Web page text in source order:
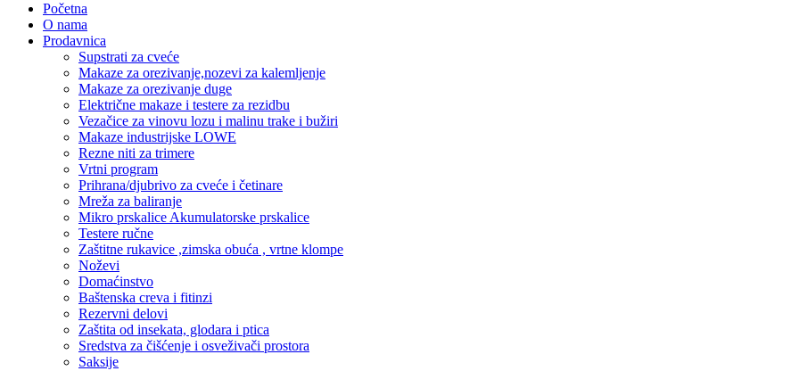
Početna
O nama
Prodavnica
Supstrati za cveće
Makaze za orezivanje,nozevi za kalemljenje
Makaze za orezivanje duge
Električne makaze i testere za rezidbu
Vezačice za vinovu lozu i malinu trake i bužiri
Makaze industrijske LOWE
Rezne niti za trimere
Vrtni program
Prihrana/djubrivo za cveće i četinare
Mreža za baliranje
Mikro prskalice Akumulatorske prskalice
Testere ručne
Zaštitne rukavice ,zimska obuća , vrtne klompe
Noževi
Domaćinstvo
Baštenska creva i fitinzi
Rezervni delovi
Zaštita od insekata, glodara i ptica
Sredstva za čišćenje i osveživači prostora
Saksije